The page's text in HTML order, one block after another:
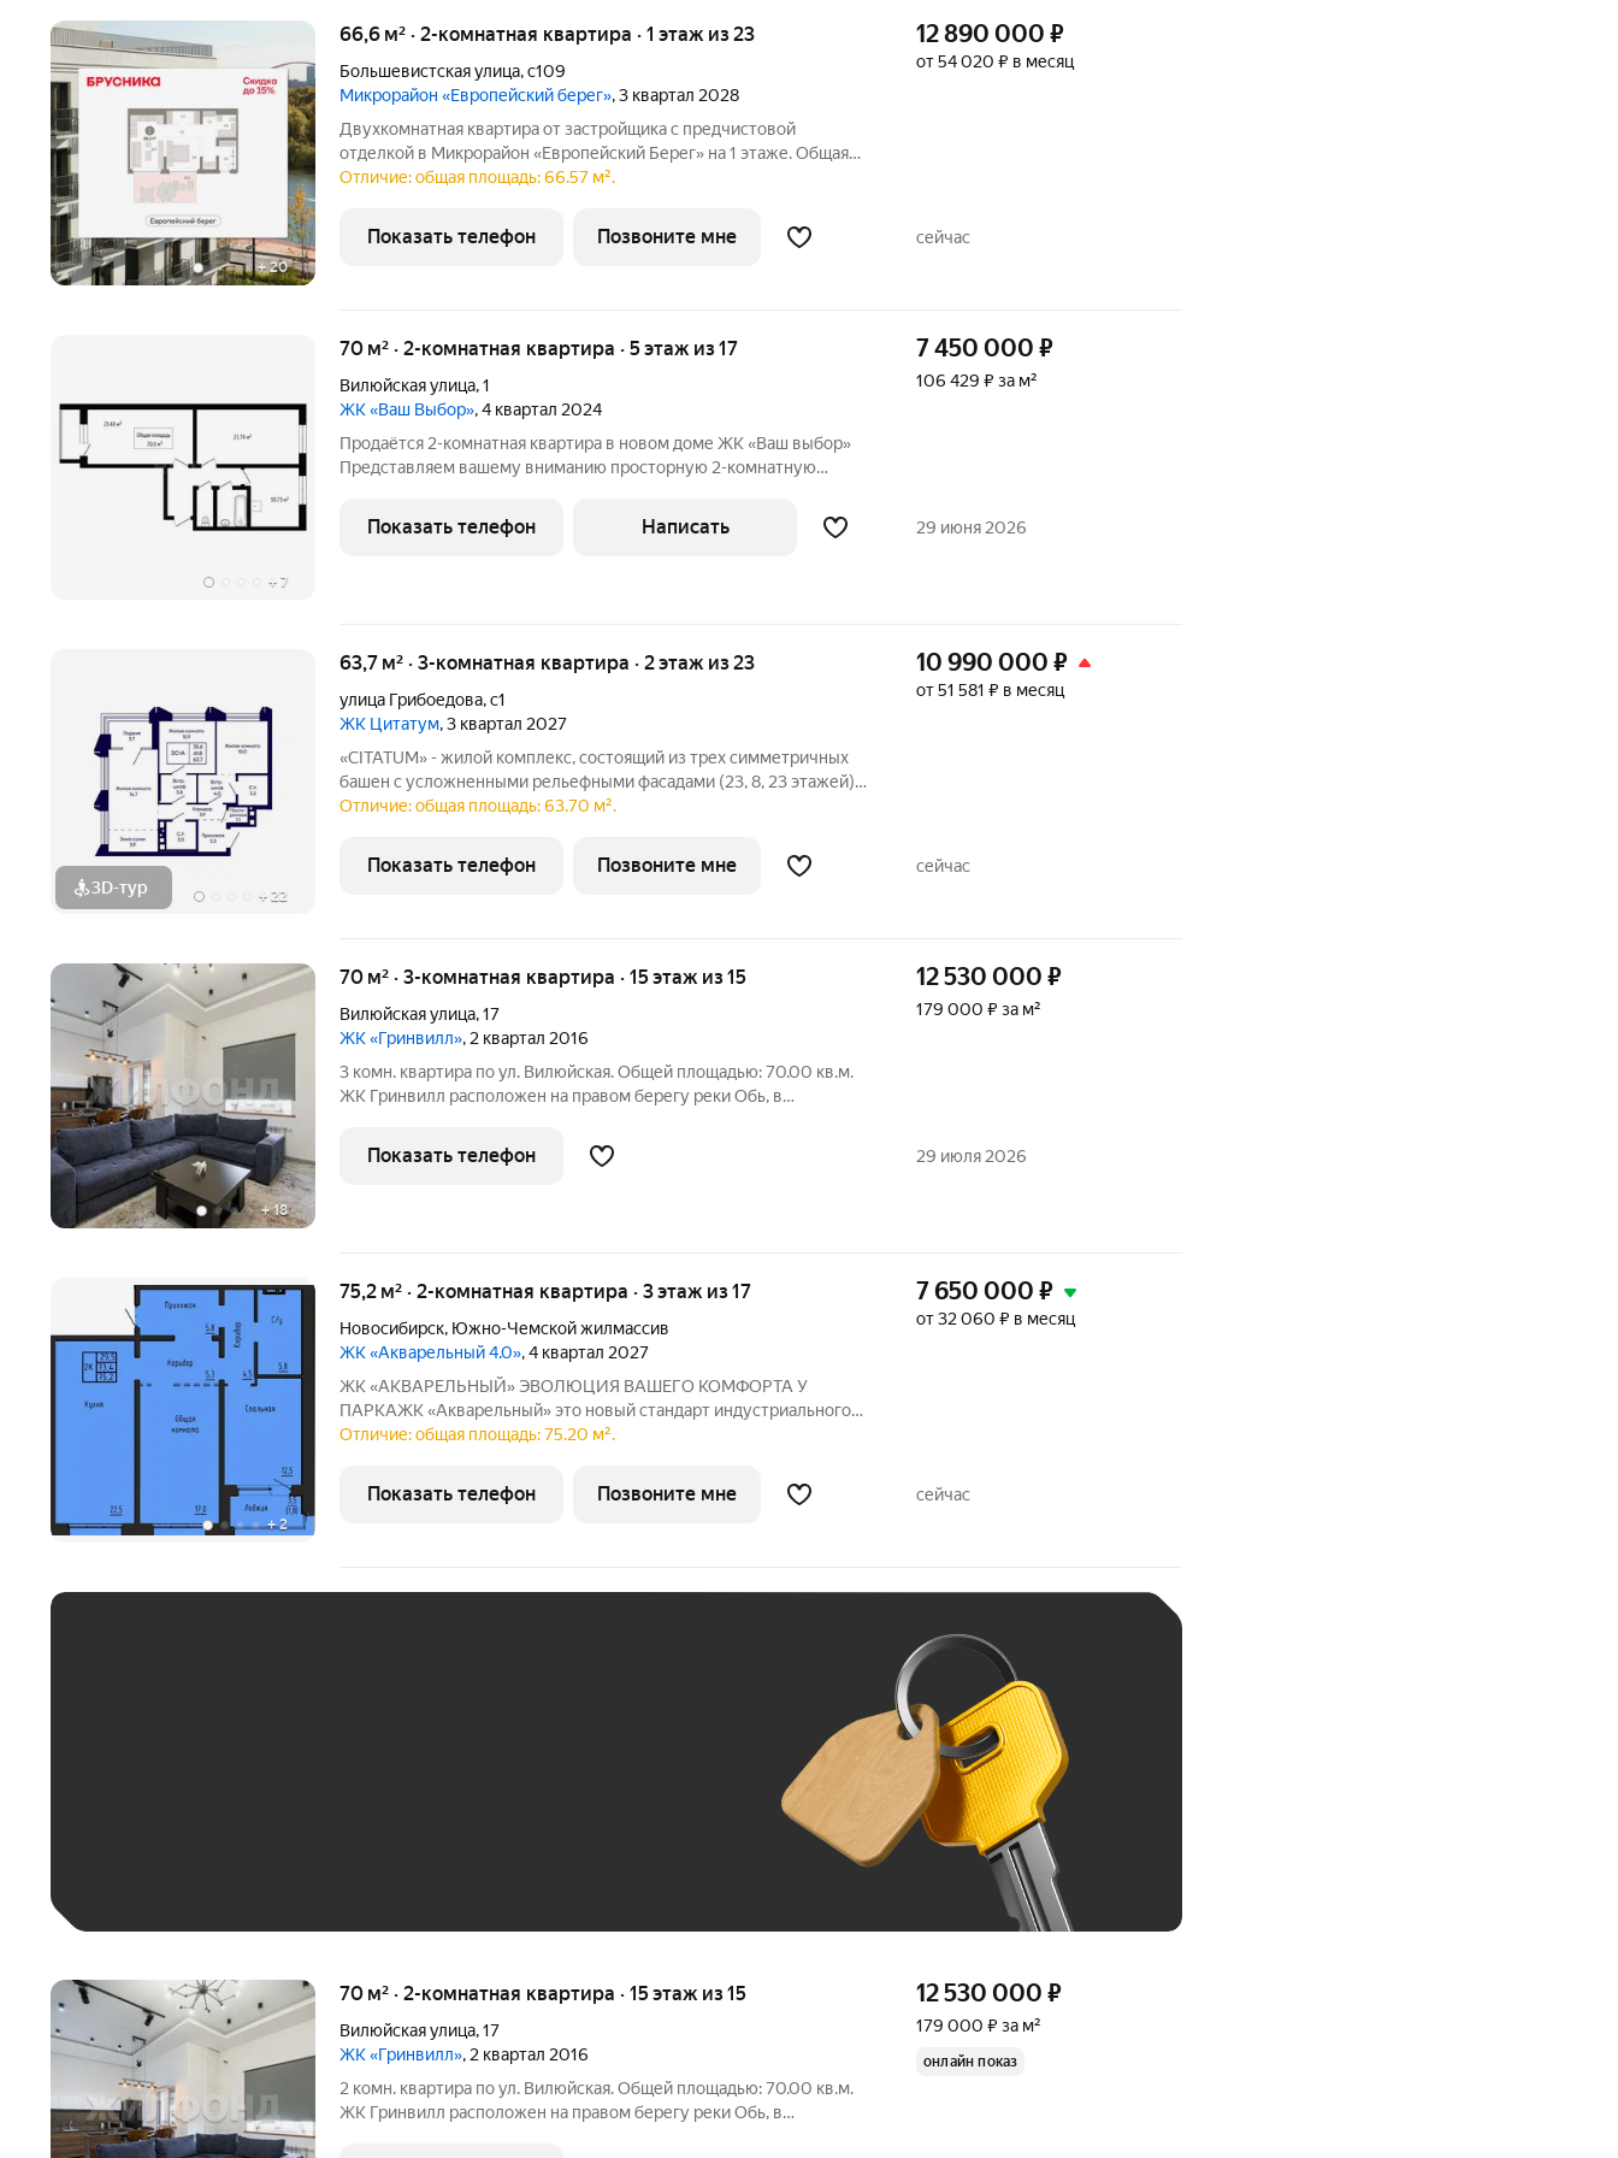
+20
66,6 м² · 2-комнатная квартира · 1 этаж из 23
Большевистская улица,с109
Микрорайон «Европейский берег», 3 квартал 2028
Двухкомнатная квартира от застройщика с предчистовой
отделкой в Микрорайон «Европейский Берег» на 1 этаже. Общая
площадь: 66.57 кв.м., жилая: 9.79 кв.м., площадь просторной кухни-
гостиной
12 890 000 ₽
от 54 020 ₽ в месяц
Отличие: общая площадь: 66.57 м².
Показать телефон Позвоните мне сейчас
+ 7
70 м² · 2-комнатная квартира · 5 этаж из 17
Вилюйская улица,1
ЖК «Ваш Выбор», 4 квартал 2024
Продаётся 2-комнатная квартира в новом доме ЖК «Ваш выбор»
Представляем вашему вниманию просторную 2-комнатную
доме (декабрь 2024 года постройки). Это идеальный вариант для
тех, кто ценит
7 450 000 ₽
106 429 ₽ за м²
Показать телефон Написать 29 июня 2026
3D-тур + 22
63,7 м² · 3-комнатная квартира · 2 этаж из 23
улица Грибоедова,с1
ЖК Цитатум, 3 квартал 2027
«CITATUM» - жилой комплекс, состоящий из трех симметричных
башен с усложненными рельефными фасадами (23, 8, 23 этажей),
с единым пространством-стилобатом, в котором расположится
ожидания.
10 990 000 ₽
от 51 581 ₽ в месяц
Отличие: общая площадь: 63.70 м².
Показать телефон Позвоните мне сейчас
+18
70 м² · 3-комнатная квартира · 15 этаж из 15
Вилюйская улица,17
ЖК «Гринвилл», 2 квартал 2016
3 комн. квартира по ул. Вилюйская. Общей площадью: 70.00 кв.м.
ЖК Гринвилл расположен на правом берегу реки Обь, в
комфортно перемещаться в любой конец города.Дом сдан в 2016
году.Шума и пыли
12 530 000 ₽
179 000 ₽ за м²
Показать телефон 29 июля 2026
+2
75,2 м² · 2-комнатная квартира · 3 этаж из 17
Новосибирск, Южно-Чемской жилмассив
ЖК «Акварельный 4.0», 4 квартал 2027
ЖК «АКВАРЕЛЬНЫЙ» ЭВОЛЮЦИЯ ВАШЕГО КОМФОРТА У
ПАРКАЖК «Акварельный» это новый стандарт индустриального
домостроения от ГК «СОЮЗ». Мы объединили заводскую
расположение в экологически чистой
7 650 000 ₽
от 32 060 ₽ в месяц
Отличие: общая площадь: 75.20 м².
Показать телефон Позвоните мне сейчас
70 м² · 2-комнатная квартира · 15 этаж из 15
Вилюйская улица,17
ЖК «Гринвилл», 2 квартал 2016
2 комн. квартира по ул. Вилюйская. Общей площадью: 70.00 кв.м.
ЖК Гринвилл расположен на правом берегу реки Обь, в
12 530 000 ₽
179 000 ₽ за м²
онлайн показ